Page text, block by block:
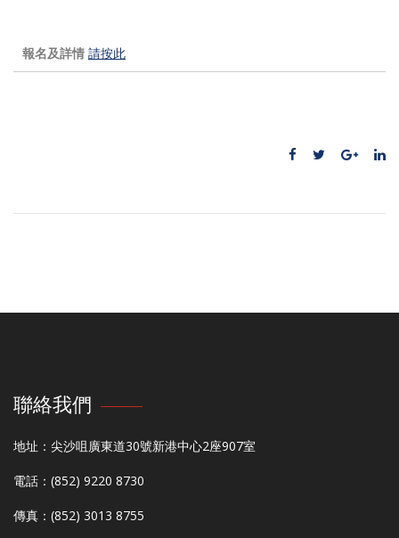
報名及詳情 請按此
聯絡我們
地址：尖沙咀廣東道30號新港中心2座907室
電話：(852) 9220 8730
傳真：(852) 3013 8755